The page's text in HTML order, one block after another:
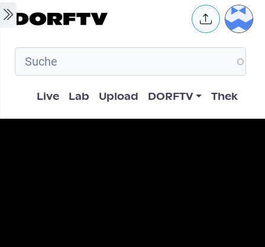
Skip to main content User
Hauptnavigation
Live Lab Upload DORFTV Thek